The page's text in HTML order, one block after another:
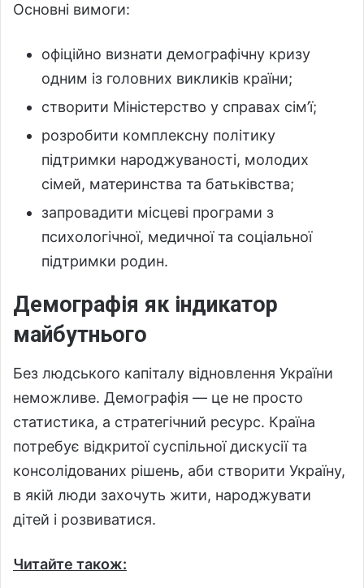
Основні вимоги:
офіційно визнати демографічну кризу
одним із головних викликів країни;
створити Міністерство у справах сім’ї;
розробити комплексну політику
підтримки народжуваності, молодих
сімей, материнства та батьківства;
запровадити місцеві програми з
психологічної, медичної та соціальної
підтримки родин.
Демографія як індикатор
майбутнього
Без людського капіталу відновлення України
неможливе. Демографія — це не просто
статистика, а стратегічний ресурс. Країна
потребує відкритої суспільної дискусії та
консолідованих рішень, аби створити Україну,
в якій люди захочуть жити, народжувати
дітей і розвиватися.
Читайте також: